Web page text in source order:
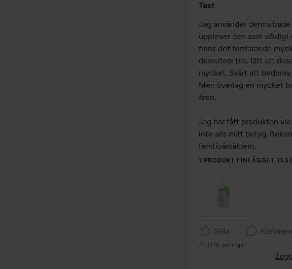
4
av
5
Test
Jag använder denna
upplever den som
finns det fortfarande
dessutom bra, lätt att
mycket. Svårt att
Men överlag en mycket
åren.
Jag har fått produkten
inte alls mitt betyg.
femtioårsåldern.
1 PRODUKT I INLÄGGET TEST
Gilla
1378 visningar